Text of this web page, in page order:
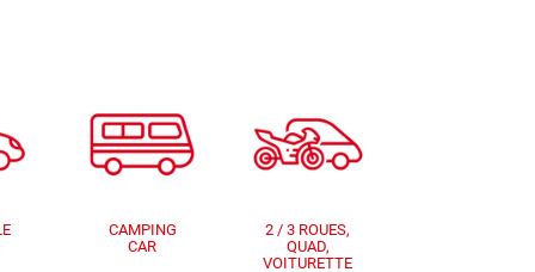
CAMPING
CAR
2 / 3 ROUES,
QUAD,
VOITURETTE